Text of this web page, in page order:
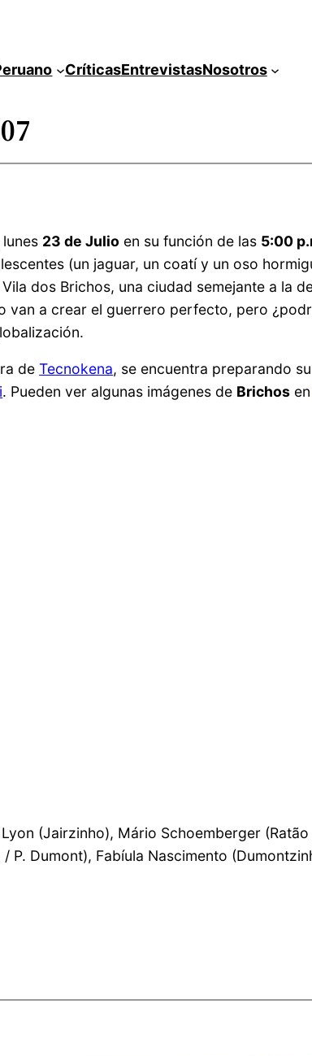
CríticasEntrevistasNosotros
23 de Julio en su función de las 5:00
(un jaguar, un coatí y un oso
dos Brichos, una ciudad semejante a la
a crear el guerrero perfecto, pero
deTecnokena, se encuentra preparando
. Pueden ver algunas imágenes de Brichos en
(Jairzinho), Mário Schoemberger
Dumont), Fabíula Nascimento